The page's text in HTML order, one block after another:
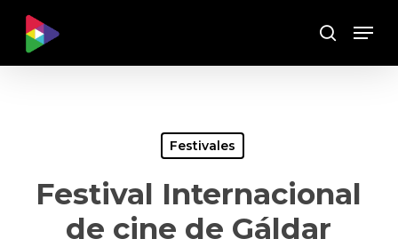
main
Buscar
Menu
Festivales
Festival Internacional
de cine de Gáldar